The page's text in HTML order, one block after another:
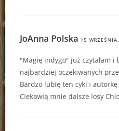
JoAnna Polska 15
"Magię indygo" już czytałam i
najbardziej oczekiwanych
Bardzo lubię ten cykl i
Ciekawią mnie dalsze losy